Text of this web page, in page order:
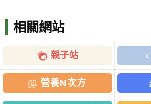
相關網站
親子站
營養N次方